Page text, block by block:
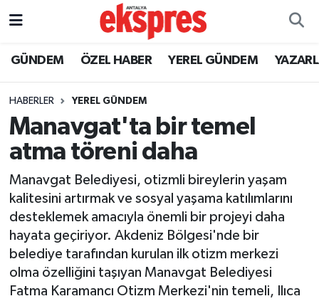
GÜNDEM ÖZEL HABER YEREL GÜNDEM
HABERLER YEREL GÜNDEM
Manavgat'ta bir temel
atma töreni daha
Manavgat Belediyesi, otizmli bireylerin yaşam
kalitesini artırmak ve sosyal yaşama katılımlarını
desteklemek amacıyla önemli bir projeyi daha
hayata geçiriyor. Akdeniz Bölgesi'nde bir
belediye tarafından kurulan ilk otizm merkezi
olma özelliğini taşıyan Manavgat Belediyesi
Fatma Karamancı Otizm Merkezi'nin temeli, Ilıca
ÖZEL HABER
YEREL GÜNDEM
EKONOMİ
KÜLTÜR - SANAT
SPOR
SİYASET
Nöbetçi Eczaneler
Trafik Durumu
Süper Lig Puan Durumu ve Fikstür
Tüm Manşetler
Son Dakika Haberleri
Haber Arşivi